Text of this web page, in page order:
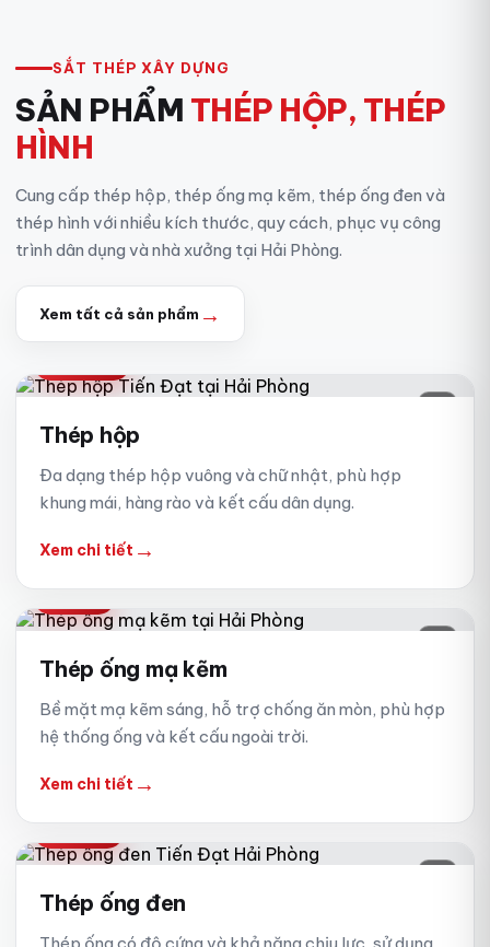
SẮT THÉP XÂY DỰNG
SẢN PHẨM THÉP HỘP, THÉP
HÌNH
Cung cấp thép hộp, thép ống mạ kẽm, thép ống đen và
thép hình với nhiều kích thước, quy cách, phục vụ công
trình dân dụng và nhà xưởng tại Hải Phòng.
Xem tất cả sản phẩm →
Thép hộp
Đa dạng thép hộp vuông và chữ nhật, phù hợp
khung mái, hàng rào và kết cấu dân dụng.
Xem chi tiết →
Thép ống mạ kẽm
Bề mặt mạ kẽm sáng, hỗ trợ chống ăn mòn, phù hợp
hệ thống ống và kết cấu ngoài trời.
Xem chi tiết →
Thép ống đen